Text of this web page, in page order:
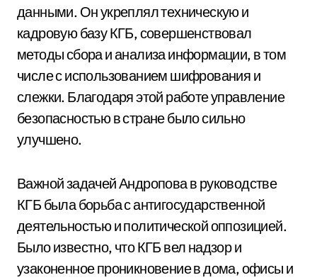
данными. Он укреплял техническую и
кадровую базу КГБ, совершенствовал
методы сбора и анализа информации, в том
числе с использованием шифрования и
слежки. Благодаря этой работе управление
безопасностью в стране было сильно
улучшено.
Важной задачей Андропова в руководстве
КГБ была борьба с антигосударственной
деятельностью и политической оппозицией.
Было известно, что КГБ вел надзор и
узаконенное проникновение в дома, офисы и